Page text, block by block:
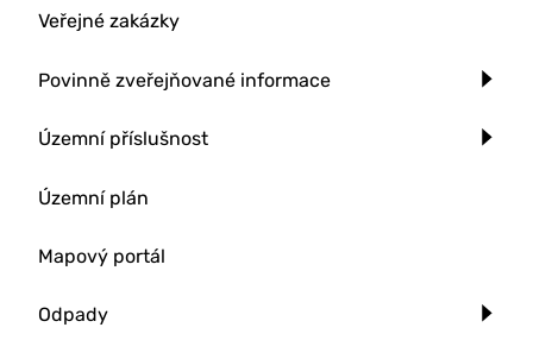
Veřejné zakázky
Povinně zveřejňované informace
Územní příslušnost
Územní plán
Mapový portál
Odpady